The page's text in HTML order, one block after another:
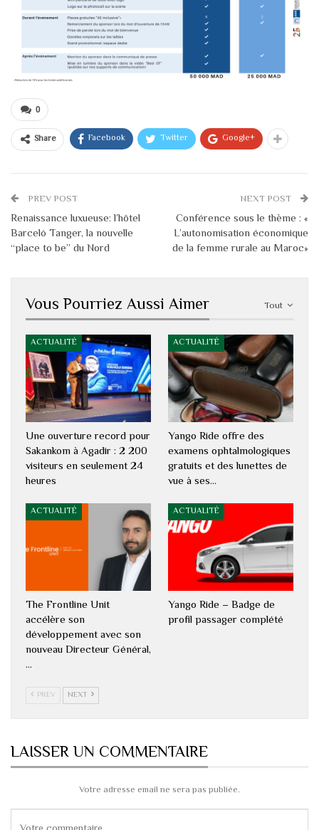
0
Share Facebook Twitter Google+
PREV POST
Renaissance luxueuse: l’hôtel
Barceló Tanger, la nouvelle
“place to be” du Nord
NEXT POST
Conférence sous le thème : «
L’autonomisation économique
de la femme rurale au Maroc»
Tout
Vous Pourriez Aussi Aimer
ACTUALITÉ
Une ouverture record pour
Sakankom à Agadir : 2 200
visiteurs en seulement 24
heures
ACTUALITÉ
Yango Ride offre des
examens ophtalmologiques
gratuits et des lunettes de
vue à ses…
ACTUALITÉ
The Frontline Unit
accélère son
développement avec son
nouveau Directeur Général,
…
ACTUALITÉ
Yango Ride – Badge de
profil passager complété
PREV NEXT
LAISSER UN COMMENTAIRE
Votre adresse email ne sera pas publiée.